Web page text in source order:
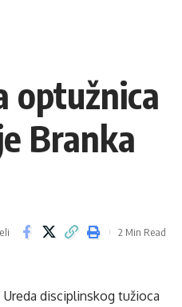
optužnica
Branka
2 Min Read
disciplinskog tužioca